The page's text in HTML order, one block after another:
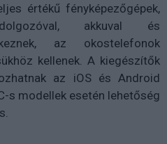
értékű fényképezőgépek,
akkuval és
az okostelefonok
kellenek. A kiegészítők
az iOS és Android
s modellek esetén lehetőség